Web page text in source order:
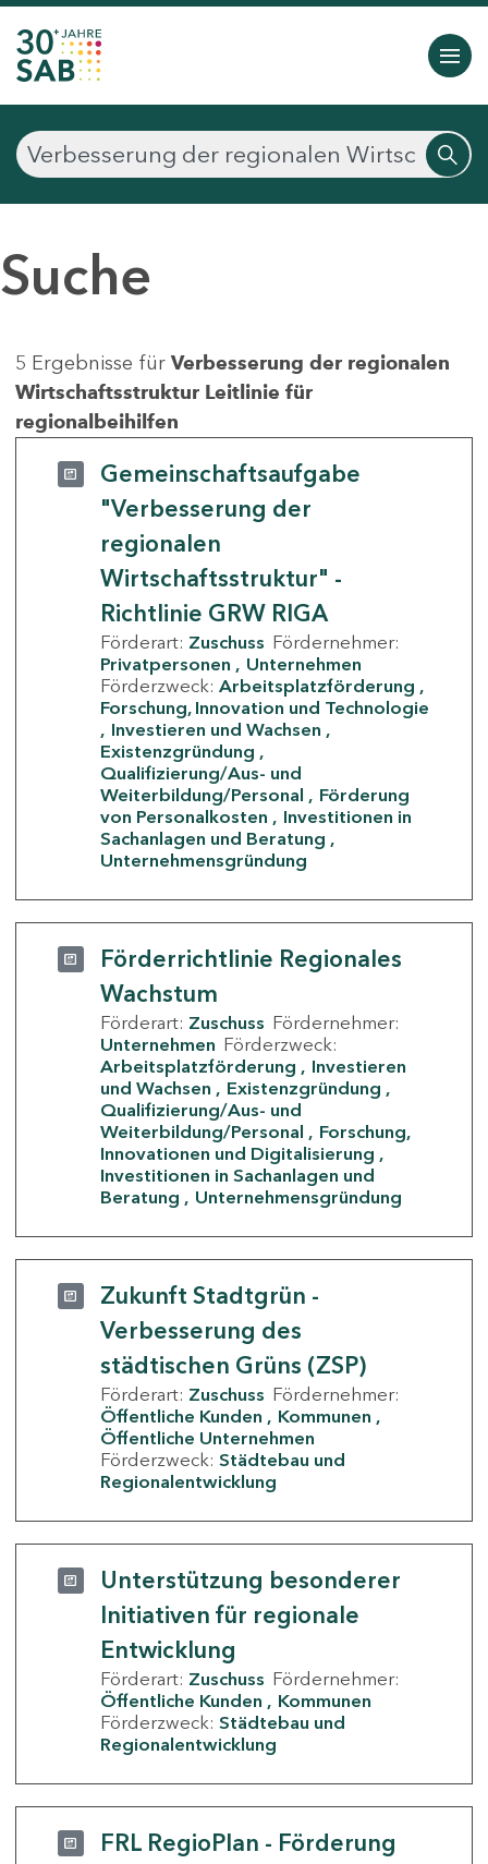
Suche
5 Ergebnisse für Verbesserung der regionalen
Wirtschaftsstruktur Leitlinie für
regionalbeihilfen
Gemeinschaftsaufgabe
"Verbesserung der
regionalen
Wirtschaftsstruktur" -
Richtlinie GRW RIGA
Förderart: Zuschuss Fördernehmer:
Privatpersonen
Unternehmen
Förderzweck: Arbeitsplatzförderung
Forschung, Innovation und Technologie
Investieren und Wachsen
Existenzgründung
Qualifizierung/Aus- und
Weiterbildung/Personal
Förderung
von Personalkosten
Investitionen in
Sachanlagen und Beratung
Unternehmensgründung
Förderrichtlinie Regionales
Wachstum
Förderart: Zuschuss Fördernehmer:
Unternehmen Förderzweck:
Arbeitsplatzförderung
Investieren
und Wachsen
Existenzgründung
Qualifizierung/Aus- und
Weiterbildung/Personal
Forschung,
Innovationen und Digitalisierung
Investitionen in Sachanlagen und
Beratung
Unternehmensgründung
Zukunft Stadtgrün -
Verbesserung des
städtischen Grüns (ZSP)
Förderart: Zuschuss Fördernehmer:
Öffentliche Kunden
Kommunen
Öffentliche Unternehmen
Förderzweck: Städtebau und
Regionalentwicklung
Unterstützung besonderer
Initiativen für regionale
Entwicklung
Förderart: Zuschuss Fördernehmer:
Öffentliche Kunden
Kommunen
Förderzweck: Städtebau und
Regionalentwicklung
FRL RegioPlan - Förderung